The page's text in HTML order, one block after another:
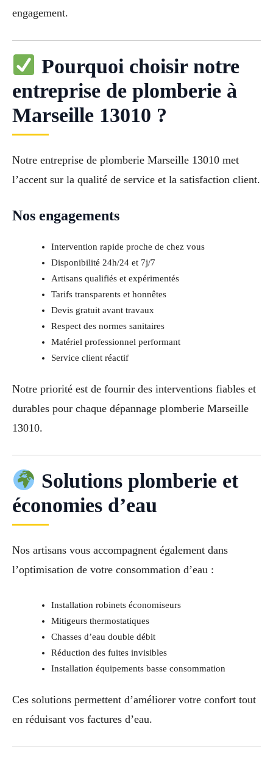
engagement.
Pourquoi choisir notre
entreprise de plomberie à
Marseille 13010 ?
Notre entreprise de plomberie Marseille 13010 met
l’accent sur la qualité de service et la satisfaction client.
Nos engagements
Intervention rapide proche de chez vous
Disponibilité 24h/24 et 7j/7
Artisans qualifiés et expérimentés
Tarifs transparents et honnêtes
Devis gratuit avant travaux
Respect des normes sanitaires
Matériel professionnel performant
Service client réactif
Notre priorité est de fournir des interventions fiables et
durables pour chaque dépannage plomberie Marseille
13010.
Solutions plomberie et
économies d’eau
Nos artisans vous accompagnent également dans
l’optimisation de votre consommation d’eau :
Installation robinets économiseurs
Mitigeurs thermostatiques
Chasses d’eau double débit
Réduction des fuites invisibles
Installation équipements basse consommation
Ces solutions permettent d’améliorer votre confort tout
en réduisant vos factures d’eau.